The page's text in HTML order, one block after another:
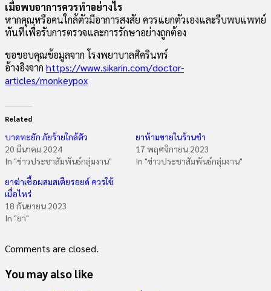
เมื่อพบอาการควรทำอย่างไร
หากคุณหรือคนใกล้ตัวมีอาการสงสัย ควรแยกตัวเองและรีบพบแพทย์
ทันทีเพื่อรับการตรวจและการรักษาอย่างถูกต้อง
ขอขอบคุณข้อมูลจาก โรงพยาบาลศิครินทร์
อ้างอิงจาก https://www.sikarin.com/doctor-
articles/monkeypox
Related
บาดทะยัก ภัยร้ายใกล้ตัว
20 มีนาคม 2024
In "ข่าวประชาสัมพันธ์กลุ่มงาน"
ยาห้ามขายในร้านชำ
17 พฤศจิกายน 2023
In "ข่าวประชาสัมพันธ์กลุ่มงาน"
ยาฆ่าเชื้อผสมสเตียรอยด์ ควรใช้
เมื่อไหร่
18 กันยายน 2023
In "ยา"
Comments are closed.
You may also like